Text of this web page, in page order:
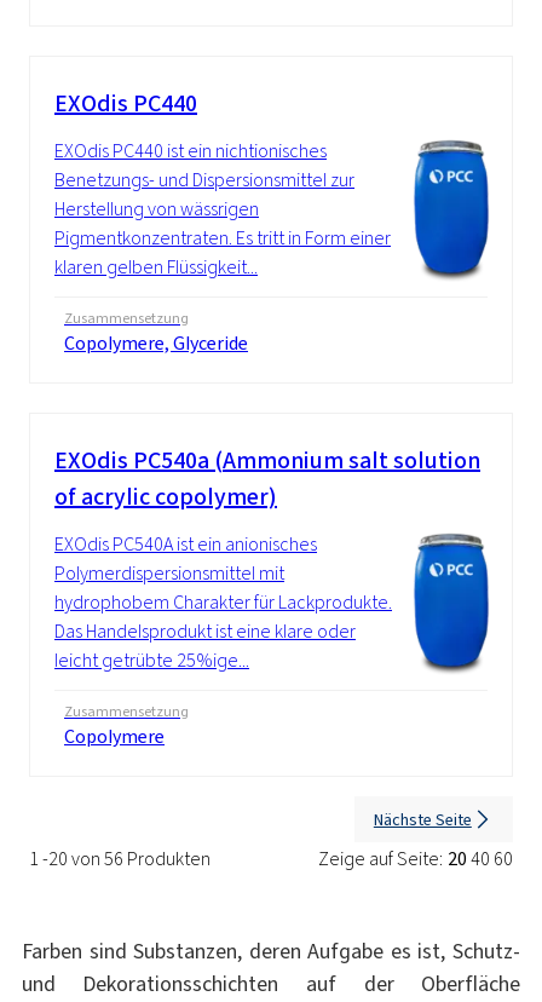
EXOdis PC440
EXOdis PC440 ist ein nichtionisches
Benetzungs- und Dispersionsmittel zur
Herstellung von wässrigen
Pigmentkonzentraten. Es tritt in Form einer
klaren gelben Flüssigkeit...
Zusammensetzung
Copolymere, Glyceride
EXOdis PC540a (Ammonium salt solution
of acrylic copolymer)
EXOdis PC540A ist ein anionisches
Polymerdispersionsmittel mit
hydrophobem Charakter für Lackprodukte.
Das Handelsprodukt ist eine klare oder
leicht getrübte 25%ige...
Zusammensetzung
Copolymere
1 -20 von 56 Produkten Zeige auf Seite: 2040 60
Nächste Seite
Farben sind Substanzen, deren Aufgabe es ist, Schutz-
und Dekorationsschichten auf der Oberfläche